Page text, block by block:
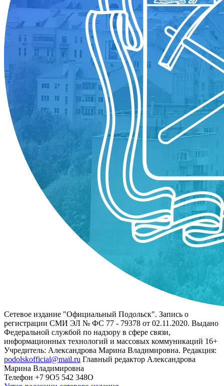
Сетевое издание "Официальный Подольск". Запись о
регистрации СМИ ЭЛ № ФС 77 - 79378 от 02.11.2020. Выдано
Федеральной службой по надзору в сфере связи,
информационных технологий и массовых коммуникаций 16+
Учредитель: Александрова Марина Владимировна. Редакция:
podolskofficial@mail.ru Главный редактор Александрова
Марина Владимировна
Телефон +7 9О5 542 348О